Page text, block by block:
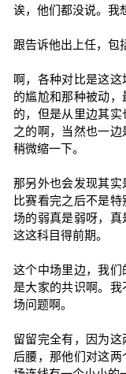
诶，他们都没说。我
跟告诉他出上任，包
啊，各种对比是这
的尴尬和那种被动
的，但是从里边其
之的啊，当然也一
稍微缩一下。
那另外也会发现其
比赛看完之后不是
场的弱真是弱呀，真
这这科目得前期。
这个中场里边，我
是大家的共识啊。
场问题啊。
留留完全有，因为
后腰，那他们对这